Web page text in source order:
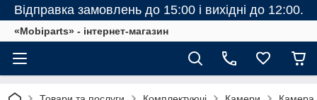
Відправка замовлень до 15:00 і вихідні до 12:00.
«Mobiparts» - інтернет-магазин